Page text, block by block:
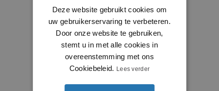
Deze website gebruikt cookies om
uw gebruikerservaring te verbeteren.
Door onze website te gebruiken,
stemt u in met alle cookies in
overeenstemming met ons
Cookiebeleid. Lees verder